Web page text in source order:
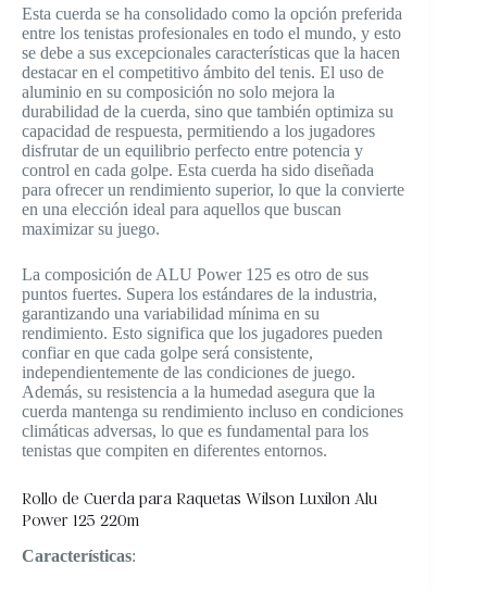
Esta cuerda se ha consolidado como la opción preferida
entre los tenistas profesionales en todo el mundo, y esto
se debe a sus excepcionales características que la hacen
destacar en el competitivo ámbito del tenis. El uso de
aluminio en su composición no solo mejora la
durabilidad de la cuerda, sino que también optimiza su
capacidad de respuesta, permitiendo a los jugadores
disfrutar de un equilibrio perfecto entre potencia y
control en cada golpe. Esta cuerda ha sido diseñada
para ofrecer un rendimiento superior, lo que la convierte
en una elección ideal para aquellos que buscan
maximizar su juego.
La composición de ALU Power 125 es otro de sus
puntos fuertes. Supera los estándares de la industria,
garantizando una variabilidad mínima en su
rendimiento. Esto significa que los jugadores pueden
confiar en que cada golpe será consistente,
independientemente de las condiciones de juego.
Además, su resistencia a la humedad asegura que la
cuerda mantenga su rendimiento incluso en condiciones
climáticas adversas, lo que es fundamental para los
tenistas que compiten en diferentes entornos.
Rollo de Cuerda para Raquetas Wilson Luxilon Alu
Power 125 220m
Características: